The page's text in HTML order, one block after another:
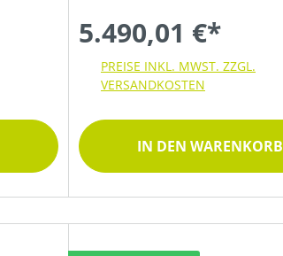
5.490,01 €*
PREISE INKL. MWST. ZZGL.
VERSANDKOSTEN
IN DEN WARENKORB